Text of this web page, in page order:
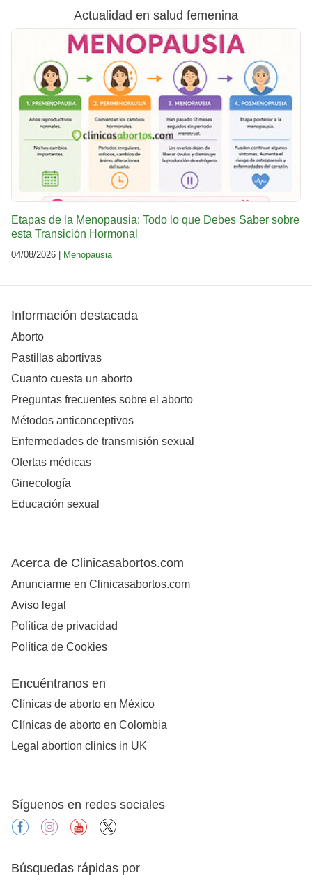
Actualidad en salud femenina
Etapas de la Menopausia: Todo lo que Debes Saber sobre
esta Transición Hormonal
04/08/2026 | Menopausia
Información destacada
Aborto
Pastillas abortivas
Cuanto cuesta un aborto
Preguntas frecuentes sobre el aborto
Métodos anticonceptivos
Enfermedades de transmisión sexual
Ofertas médicas
Ginecología
Educación sexual
Acerca de Clinicasabortos.com
Anunciarme en Clinicasabortos.com
Aviso legal
Política de privacidad
Política de Cookies
Encuéntranos en
Clínicas de aborto en México
Clínicas de aborto en Colombia
Legal abortion clinics in UK
Síguenos en redes sociales
facebookinstagramyoutube
Búsquedas rápidas por